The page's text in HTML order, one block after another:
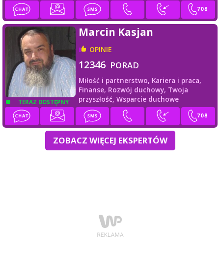
TERAZ DOSTĘPNY
Marcin Kasjan
OPINIE
12346 PORAD
Miłość i partnerstwo, Kariera i praca,
Finanse, Rozwój duchowy, Twoja
przyszłość, Wsparcie duchowe
ZOBACZ WIĘCEJ EKSPERTÓW